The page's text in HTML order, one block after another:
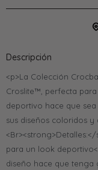
Descripción
<p>La Colección
Croslite™, perfecta
deportivo hace que sea
sus diseños coloridos y
para un look
diseño hace que tenga